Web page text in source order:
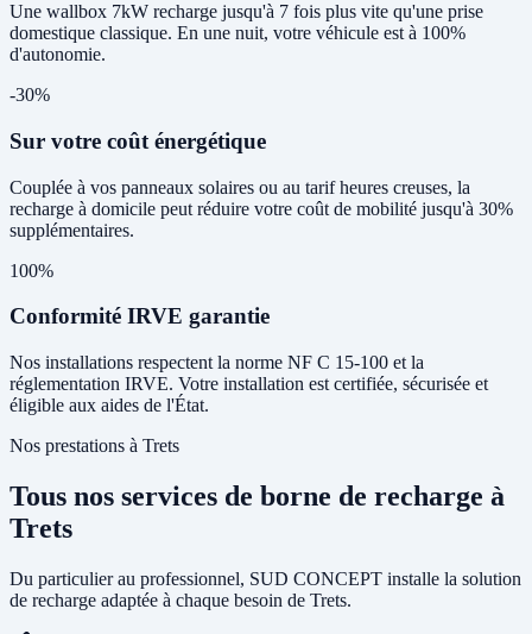
Une wallbox 7kW recharge jusqu'à 7 fois plus vite qu'une prise
domestique classique. En une nuit, votre véhicule est à 100%
d'autonomie.
-30%
Sur votre coût énergétique
Couplée à vos panneaux solaires ou au tarif heures creuses, la
recharge à domicile peut réduire votre coût de mobilité jusqu'à 30%
supplémentaires.
100%
Conformité IRVE garantie
Nos installations respectent la norme NF C 15-100 et la
réglementation IRVE. Votre installation est certifiée, sécurisée et
éligible aux aides de l'État.
Nos prestations à Trets
Tous nos services de borne de recharge à
Trets
Du particulier au professionnel, SUD CONCEPT installe la solution
de recharge adaptée à chaque besoin de Trets.